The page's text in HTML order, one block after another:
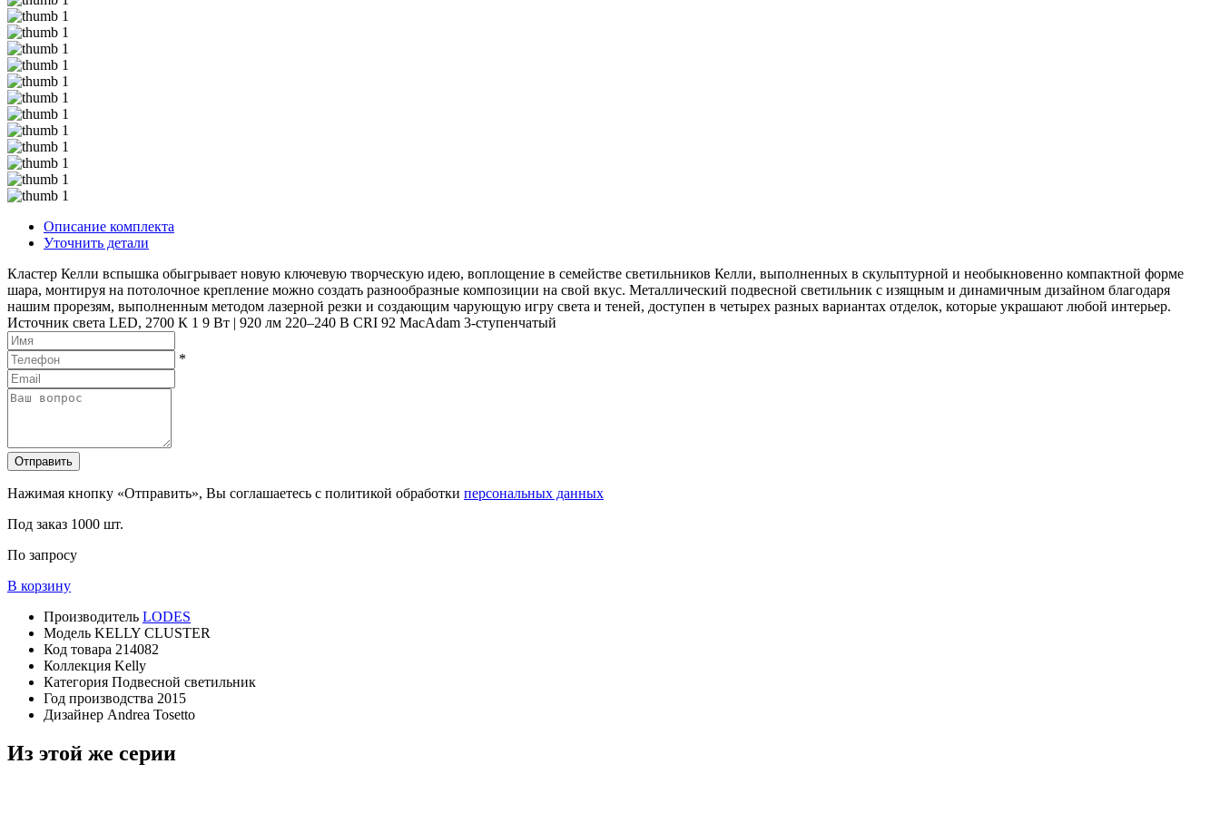
Описание комплекта
Уточнить детали
Кластер Келли вспышка обыгрывает новую ключевую творческую идею, воплощение в семействе светильников Келли, выполненных в скульптурной и необыкновенно компактной форме
шара, монтируя на потолочное крепление можно создать разнообразные композиции на свой вкус. Металлический подвесной светильник с изящным и динамичным дизайном благодаря
нашим прорезям, выполненным методом лазерной резки и создающим чарующую игру света и теней, доступен в четырех разных вариантах отделок, которые украшают любой интерьер.
Источник света LED, 2700 К 1 9 Вт | 920 лм 220–240 В CRI 92 MacAdam 3-ступенчатый
*
Отправить
Нажимая кнопку «Отправить», Вы соглашаетесь с политикой обработки персональных данных
Под заказ 1000 шт.
По запросу
В корзину
Производитель LODES
Модель KELLY CLUSTER
Код товара 214082
Коллекция Kelly
Категория Подвесной светильник
Год производства 2015
Дизайнер Andrea Tosetto
Из этой же серии